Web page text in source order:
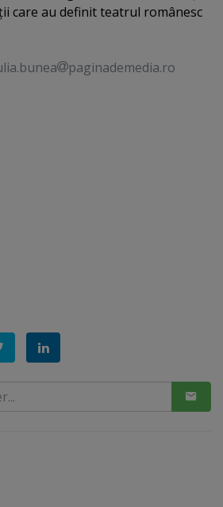
care au definit teatrul românesc
paginademedia.ro